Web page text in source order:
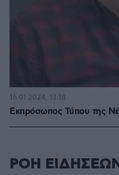
Εκπρόσωπος Τύπου της
16.01.2024, 13:18
ΡΟΗ